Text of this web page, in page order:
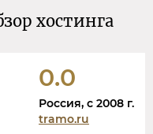
хостинга
0.0
Россия, c 2008 г.
tramo.ru